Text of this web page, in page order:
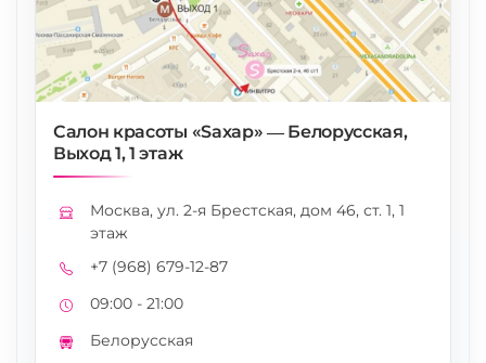
Салон красоты «Saxap» — Белорусская,
Выход 1, 1 этаж
Адрес
Москва, ул. 2-я Брестская, дом 46, ст. 1, 1
этаж
Телефон
+7 (968) 679-12-87
Режим работы
09:00 - 21:00
Метро
Белорусская